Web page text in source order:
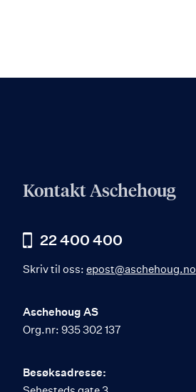
Kontakt Aschehoug
22 400 400
Skriv til oss: epost@aschehoug.no
Aschehoug AS
Org.nr: 935 302 137
Besøksadresse: